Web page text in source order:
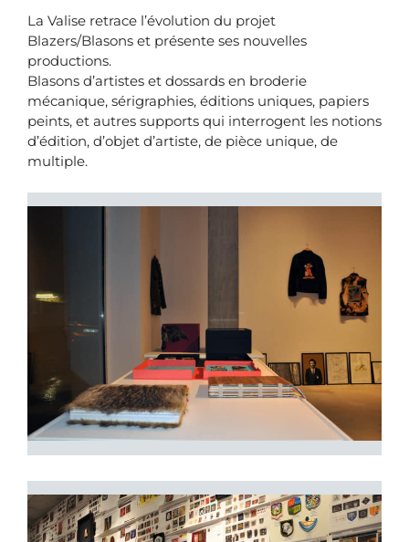
La Valise retrace l’évolution du projet
Blazers/Blasons et présente ses nouvelles
productions.
Blasons d’artistes et dossards en broderie
mécanique, sérigraphies, éditions uniques, papiers
peints, et autres supports qui interrogent les notions
d’édition, d’objet d’artiste, de pièce unique, de
multiple.